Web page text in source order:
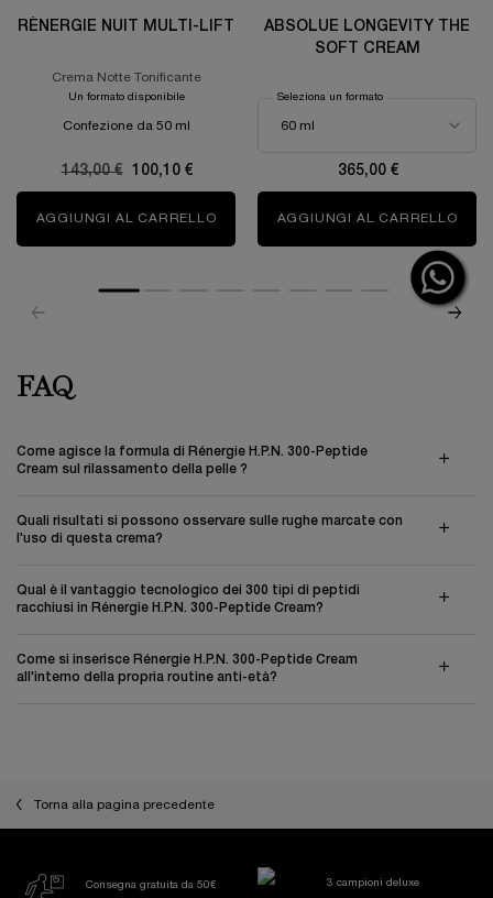
RÉNERGIE NUIT MULTI-LIFT
Crema Notte Tonificante
Un formato disponibile
Confezione da 50 ml
Old price
143,00 € New price
100,10 €
AGGIUNGI AL CARRELLO RÉNERGIE NUIT MULTI-LIFT
ABSOLUE LONGEVITY THE
SOFT CREAM
Seleziona un formato
365,00 €
AGGIUNGI AL CARRELLO
Informazioni di sicurezza
FAQ
Come agisce la formula di Rénergie H.P.N. 300-Peptide
Cream sul rilassamento della pelle ?
Quali risultati si possono osservare sulle rughe marcate con
l'uso di questa crema?
Qual è il vantaggio tecnologico dei 300 tipi di peptidi
racchiusi in Rénergie H.P.N. 300-Peptide Cream?
Come si inserisce Rénergie H.P.N. 300-Peptide Cream
all'interno della propria routine anti-età?
Torna alla pagina precedente
Consegna gratuita da 50€ 3 campioni deluxe